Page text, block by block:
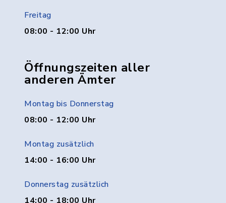
Freitag
08:00 - 12:00 Uhr
Öffnungszeiten aller
anderen Ämter
Montag bis Donnerstag
08:00 - 12:00 Uhr
Montag zusätzlich
14:00 - 16:00 Uhr
Donnerstag zusätzlich
14:00 - 18:00 Uhr